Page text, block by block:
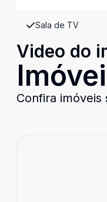
Sala de TV
Video do
Confira imóveis